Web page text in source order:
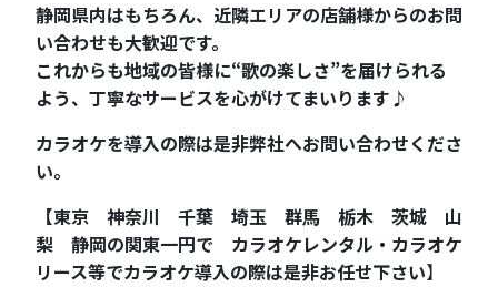
静岡県内はもちろん、近隣エリアの店舗様からのお問
い合わせも大歓迎です。
これからも地域の皆様に“歌の楽しさ”を届けられる
よう、丁寧なサービスを心がけてまいります♪
カラオケを導入の際は是非弊社へお問い合わせくださ
い。
【東京 神奈川 千葉 埼玉 群馬 栃木 茨城 山
梨 静岡の関東一円で カラオケレンタル・カラオケ
リース等でカラオケ導入の際は是非お任せ下さい】